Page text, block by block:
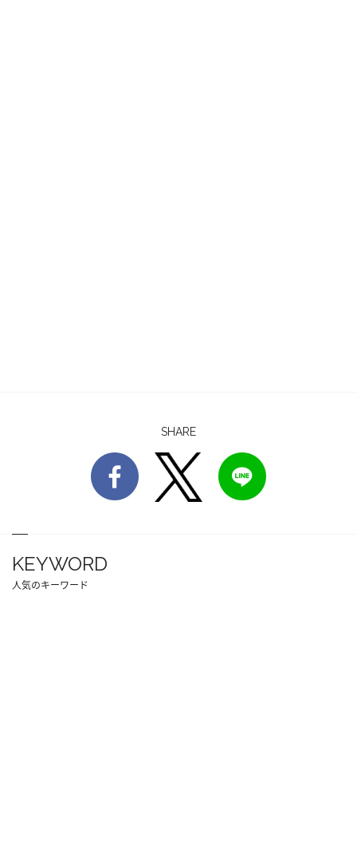
SHARE
KEYWORD
人気のキーワード